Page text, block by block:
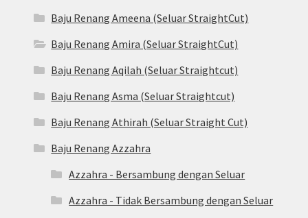
Baju Renang Ameena (Seluar StraightCut)
Baju Renang Amira (Seluar StraightCut)
Baju Renang Aqilah (Seluar Straightcut)
Baju Renang Asma (Seluar Straightcut)
Baju Renang Athirah (Seluar Straight Cut)
Baju Renang Azzahra
Azzahra - Bersambung dengan Seluar
Azzahra - Tidak Bersambung dengan Seluar